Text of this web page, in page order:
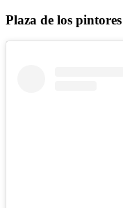
Plaza de los pintores